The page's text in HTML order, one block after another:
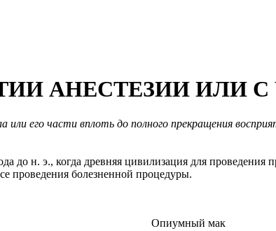
АНЕСТЕЗИИ ИЛИ С
или его части вплоть до полного прекращения
до н. э., когда древняя цивилизация для
проведения болезненной процедуры.
Опиумный мак